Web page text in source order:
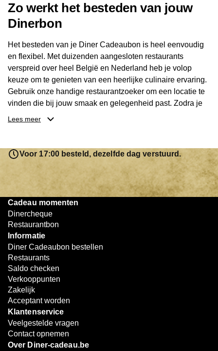
buurt, bijvoorbeeld in Brussel, Antwerpen, Gent of Brugge.
De ontvanger kiest zelf waar en wanneer er wordt genoten
van deze culinaire ervaring. Zo is de Diner Cadeaubon
niet alleen een diner, maar een bijzondere belevenis.
Zo werkt het besteden van jouw
Dinerbon
Het besteden van je Diner Cadeaubon is heel eenvoudig
en flexibel. Met duizenden aangesloten restaurants
verspreid over heel België en Nederland heb je volop
keuze om te genieten van een heerlijke culinaire ervaring.
Gebruik onze handige restaurantzoeker om een locatie te
vinden die bij jouw smaak en gelegenheid past. Zodra je
je keuze hebt gemaakt, kun je eenvoudig reserveren en na
resterende bedrag blijft gewoon op de bon staan en kan
later worden gebruikt. Zo geniet je keer op keer van
bijzondere eetmomenten.
Lees meer
Voor 17:00 besteld, dezelfde dag verstuurd.
Cadeau momenten
Dinercheque
Restaurantbon
Informatie
Diner Cadeaubon bestellen
Restaurants
Saldo checken
Verkooppunten
Zakelijk
Acceptant worden
Klantenservice
Veelgestelde vragen
Contact opnemen
Over Diner-cadeau.be